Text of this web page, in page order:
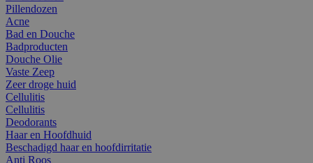
Pillendozen
Acne
Bad en Douche
Badproducten
Douche Olie
Vaste Zeep
Zeer droge huid
Cellulitis
Cellulitis
Deodorants
Haar en Hoofdhuid
Beschadigd haar en hoofdirritatie
Anti Roos